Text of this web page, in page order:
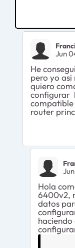
Jun
He
pero yo asi
quiero
configurar
compatible
router
Hola
6400v2,
datos